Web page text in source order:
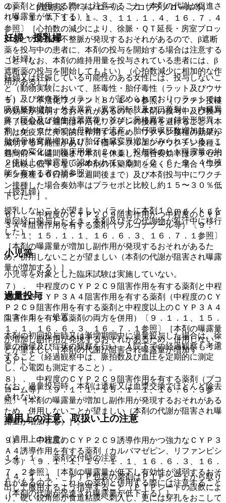
の薬剤と併用する際には注意すること（本剤の代謝が促進さ
れ曝露量が低下する）］。
妊婦・授乳婦
（妊婦）
妊婦又は妊娠している可能性のある女性には、投与しないこ
と（動物実験において、胚毒性・胎仔毒性（ラット及びウサ
ギ）及び催奇形性（ラット）が認められており、ラットでは
吸収胚数増加、外表異常（異常回転肢及び口蓋裂）、内臓異
常（巨心及び雄生殖器異常）並びに骨格異常（鎖骨形態異
常）が、ウサギでは母動物で流産、胎仔吸収胚数増加並びに
胎仔骨格変異増加及び胎仔内臓変異増加がみられている。こ
れらの変化は、臨床用量（２ｍｇ）投与時のヒト曝露量の約
２倍以上の曝露量で認められている）〔２．６、９．４生殖
能を有する者の項参照〕。
（授乳婦）
授乳しないことが望ましい（ラットに本剤１０ｍｇ／ｋｇを
単回経口投与したとき、本剤及びその代謝物が乳汁中に移行
した）。
小児等
小児等を対象とした臨床試験は実施していない。
過量投与
１３．１． 処置
本剤の初回投与時又は漸増期間中に過量投与した場合は、徐
脈の徴候及び症状の観察を行い、入院下での経過観察も考慮
すること（経過観察中は、脈拍数及び血圧を定期的に測定
し、心電図も測定すること）。
なお、過量投与時、本剤は透析又は血漿交換でほとんど除去
されない。
適用上の注意、取扱い上の注意
（適用上の注意）
１４．１． 薬剤交付時の注意
１４．１．１． ＰＴＰ包装の薬剤はＰＴＰシートから取り
出して服用するよう指導すること（ＰＴＰシートの誤飲によ
り、硬い鋭角部が食道粘膜へ刺入し、更には穿孔をおこして
４）． β遮断薬（アテノロール、プロプラノロール等）
〔９．１．７、１１．１．３、１１．１．４、１６．７．４
参照〕［心拍数の減少により、徐脈・ＱＴ延長・房室ブロッ
クなどの徐脈性不整脈が発現するおそれがあるので、β遮断
薬を投与中の患者に、本剤の投与を開始する場合は注意する
こと（なお、本剤の維持用量を投与されている患者には、β
遮断薬の投与を開始してもよい）（心拍数減少に相加的な作
用がある）］。
５）． 不活化ワクチン〔８．１．４参照〕［ワクチン接種
の効果が減弱するおそれがあるので、本剤の投与中及び投与
終了後最低４週間は不活化ワクチンの接種を避けること（本
剤は免疫系に抑制的に作用するため、ワクチン接種の効果が
減弱する可能性があり、４価インフルエンザワクチン接種１
週間前〜４週間後まで本剤を休薬した場合奏効率はプラセボ
と比較し低下しないが本剤の休薬期間を短くした場合（ワク
チン接種１０日前〜２週間後まで）及び本剤投与中にワクチ
ン接種した場合奏効率はプラセボと比較し約１５〜３０％低
下した）］。
６）． 中程度のＣＹＰ２Ｃ９阻害作用かつ中程度のＣＹＰ
３Ａ４阻害作用を有する薬剤（フルコナゾール等）〔９．
１．１、１５．１．１、１６．６．３、１６．７．１参照〕
［本剤の曝露量が増加し副作用が発現するおそれがあるた
め、併用しないことが望ましい（本剤の代謝が阻害され曝露
量が増加する）］。
７）． 中程度のＣＹＰ２Ｃ９阻害作用を有する薬剤と中程
度以上のＣＹＰ３Ａ４阻害作用を有する薬剤（中程度のＣＹ
Ｐ２Ｃ９阻害作用を有する薬剤と中程度以上のＣＹＰ３Ａ４
阻害作用を有する薬剤の両方を併用）〔９．１．１、１５．
１．１、１６．６．３、１６．７．１参照〕［本剤の曝露量
が増加し副作用が発現するおそれがあるため、併用しないこ
とが望ましい（本剤の代謝が阻害され曝露量が増加す
る）］。
８）． 中程度のＣＹＰ２Ｃ９阻害作用を有する薬剤（ブコ
ローム等）〔９．１．１、１５．１．１、１６．６．３参
照〕［本剤の曝露量が増加し副作用が発現するおそれがある
ため、併用しないことが望ましい（本剤の代謝が阻害され曝
露量が増加する）］。
９）． 中程度のＣＹＰ２Ｃ９誘導作用かつ強力なＣＹＰ３
Ａ４誘導作用を有する薬剤（カルバマゼピン、リファンピシ
ン等）〔９．１．１、１５．１．１、１６．６．３、１６．
７．２参照〕［本剤の曝露量が低下し有効性が減弱するおそ
れがあるので、これらの薬剤と併用する際には注意すること
（本剤の代謝が促進され曝露量が低下する）］。